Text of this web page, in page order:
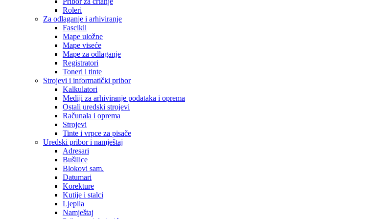
Roleri
Za odlaganje i arhiviranje
Fascikli
Mape uložne
Mape viseće
Mape za odlaganje
Registratori
Toneri i tinte
Strojevi i informatički pribor
Kalkulatori
Mediji za arhiviranje podataka i oprema
Ostali uredski strojevi
Računala i oprema
Strojevi
Tinte i vrpce za pisače
Uredski pribor i namještaj
Adresari
Bušilice
Blokovi sam.
Datumari
Korekture
Kutije i stalci
Ljepila
Namještaj